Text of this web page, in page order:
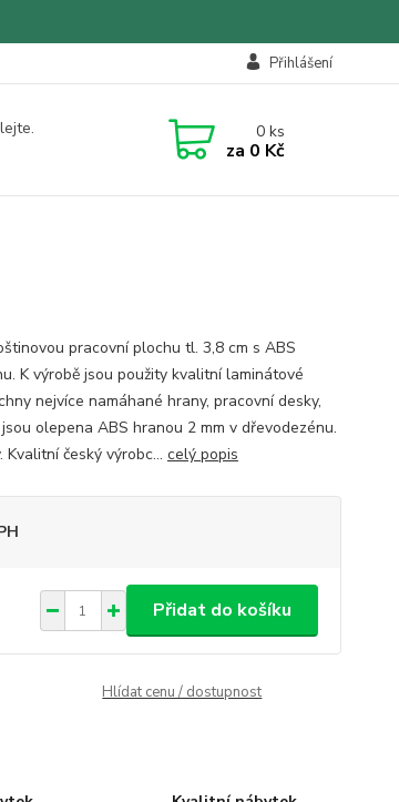
Přihlášení
0ks
za 0 Kč
pracovní plochu tl. 3,8 cm s ABS
K výrobě jsou použity kvalitní laminátové
nejvíce namáhané hrany, pracovní desky,
olepena ABS hranou 2 mm v dřevodezénu.
český výrobc... celý popis
Přidat do košíku
Hlídat cenu / dostupnost